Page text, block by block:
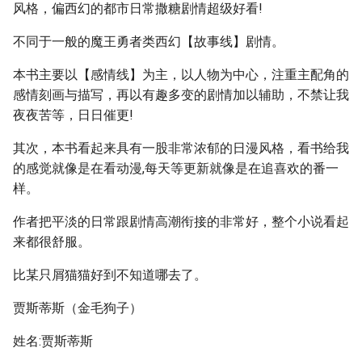
风格，偏西幻的都市日常撒糖剧情超级好看!
不同于一般的魔王勇者类西幻【故事线】剧情。
本书主要以【感情线】为主，以人物为中心，注重主配角的
感情刻画与描写，再以有趣多变的剧情加以辅助，不禁让我
夜夜苦等，日日催更!
其次，本书看起来具有一股非常浓郁的日漫风格，看书给我
的感觉就像是在看动漫,每天等更新就像是在追喜欢的番一
样。
作者把平淡的日常跟剧情高潮衔接的非常好，整个小说看起
来都很舒服。
比某只屑猫猫好到不知道哪去了。
贾斯蒂斯（金毛狗子）
姓名:贾斯蒂斯